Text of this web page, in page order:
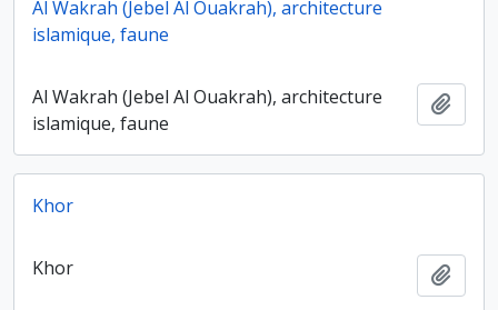
Al Wakrah (Jebel Al Ouakrah), architecture
islamique, faune
Al Wakrah (Jebel Al Ouakrah), architecture
islamique, faune
Khor
Khor